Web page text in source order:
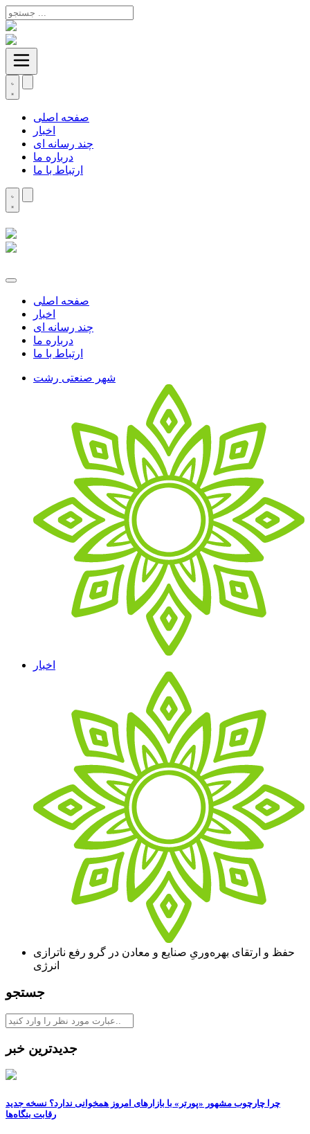
صفحه اصلی
اخبار
چند رسانه ای
درباره ما
ارتباط با ما
صفحه اصلی
اخبار
چند رسانه ای
درباره ما
ارتباط با ما
شهر صنعتی رشت
اخبار
حفظ و ارتقای بهره‌وریِ صنایع و معادن در گرو رفع ناترازی
جستجو
جدیدترین خبر
چرا چارچوب مشهور «پورتر» با بازارهای امروز همخوانی ندارد؟ نسخه جدید
رقابت‌ بنگاه‌ها